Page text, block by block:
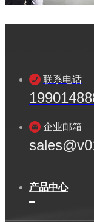
联系电话
企业邮箱
产品中心